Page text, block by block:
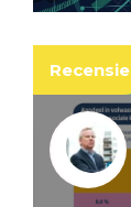
Recensie